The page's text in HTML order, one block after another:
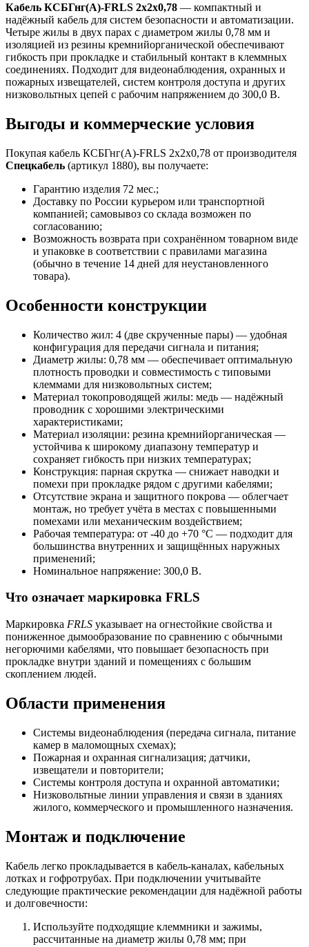
Кабель КСБГнг(А)-FRLS 2х2х0,78 — компактный и
надёжный кабель для систем безопасности и автоматизации.
Четыре жилы в двух парах с диаметром жилы 0,78 мм и
изоляцией из резины кремнийорганической обеспечивают
гибкость при прокладке и стабильный контакт в клеммных
соединениях. Подходит для видеонаблюдения, охранных и
пожарных извещателей, систем контроля доступа и других
низковольтных цепей с рабочим напряжением до 300,0 В.
Выгоды и коммерческие условия
Покупая кабель КСБГнг(А)-FRLS 2х2х0,78 от производителя
Спецкабель (артикул 1880), вы получаете:
Гарантию изделия 72 мес.;
Доставку по России курьером или транспортной
компанией; самовывоз со склада возможен по
согласованию;
Возможность возврата при сохранённом товарном виде
и упаковке в соответствии с правилами магазина
(обычно в течение 14 дней для неустановленного
товара).
Особенности конструкции
Количество жил: 4 (две скрученные пары) — удобная
конфигурация для передачи сигнала и питания;
Диаметр жилы: 0,78 мм — обеспечивает оптимальную
плотность проводки и совместимость с типовыми
клеммами для низковольтных систем;
Материал токопроводящей жилы: медь — надёжный
проводник с хорошими электрическими
характеристиками;
Материал изоляции: резина кремнийорганическая —
устойчива к широкому диапазону температур и
сохраняет гибкость при низких температурах;
Конструкция: парная скрутка — снижает наводки и
помехи при прокладке рядом с другими кабелями;
Отсутствие экрана и защитного покрова — облегчает
монтаж, но требует учёта в местах с повышенными
помехами или механическим воздействием;
Рабочая температура: от -40 до +70 °C — подходит для
большинства внутренних и защищённых наружных
применений;
Номинальное напряжение: 300,0 В.
Что означает маркировка FRLS
Маркировка FRLS указывает на огнестойкие свойства и
пониженное дымообразование по сравнению с обычными
негорючими кабелями, что повышает безопасность при
прокладке внутри зданий и помещениях с большим
скоплением людей.
Области применения
Системы видеонаблюдения (передача сигнала, питание
камер в маломощных схемах);
Пожарная и охранная сигнализация; датчики,
извещатели и повторители;
Системы контроля доступа и охранной автоматики;
Низковольтные линии управления и связи в зданиях
жилого, коммерческого и промышленного назначения.
Монтаж и подключение
Кабель легко прокладывается в кабель-каналах, кабельных
лотках и гофротрубах. При подключении учитывайте
следующие практические рекомендации для надёжной работы
и долговечности:
Используйте подходящие клеммники и зажимы,
рассчитанные на диаметр жилы 0,78 мм; при